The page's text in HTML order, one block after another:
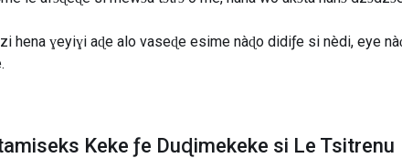
hena ɣeyiɣi aɖe alo vaseɖe esime nàɖo didiƒe si nèdi, eye
Keke ƒe Duɖimekeke si Le Tsitrenu